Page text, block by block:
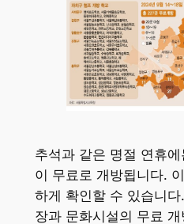
추석과 같은 명절 연휴
이 무료로 개방됩니다.
하게 확인할 수 있습니
장과 문화시설의 무료